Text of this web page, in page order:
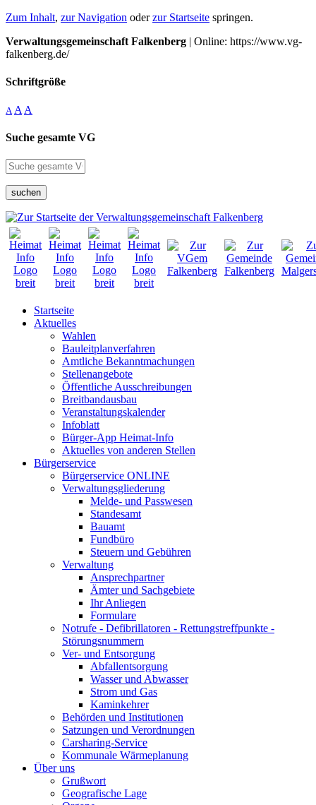
Zum Inhalt, zur Navigation oderzur Startseite springen.
Verwaltungsgemeinschaft Falkenberg | Online: https://www.vg-
falkenberg.de/
Schriftgröße
A A A
Suche gesamte VG
suchen
Startseite
Aktuelles
Wahlen
Bauleitplanverfahren
Amtliche Bekanntmachungen
Stellenangebote
Öffentliche Ausschreibungen
Breitbandausbau
Veranstaltungskalender
Infoblatt
Bürger-App Heimat-Info
Aktuelles von anderen Stellen
Bürgerservice
Bürgerservice ONLINE
Verwaltungsgliederung
Melde- und Passwesen
Standesamt
Bauamt
Fundbüro
Steuern und Gebühren
Verwaltung
Ansprechpartner
Ämter und Sachgebiete
Ihr Anliegen
Formulare
Notrufe - Defibrillatoren - Rettungstreffpunkte -
Störungsnummern
Ver- und Entsorgung
Abfallentsorgung
Wasser und Abwasser
Strom und Gas
Kaminkehrer
Behörden und Institutionen
Satzungen und Verordnungen
Carsharing-Service
Kommunale Wärmeplanung
Über uns
Grußwort
Geografische Lage